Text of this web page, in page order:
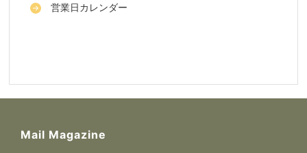
営業日カレンダー
Mail Magazine